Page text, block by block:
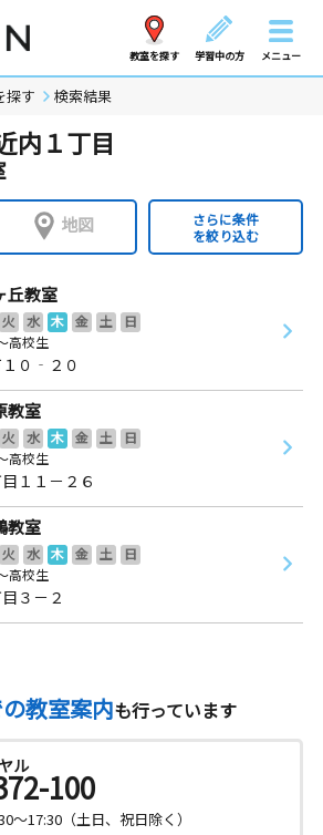
教室を探す 学習中の方 メニュー
探す 検索結果
内１丁目
地図
さらに条件
を絞り込む
丘教室
火 水 木 金 土
日
高校生
０‐２０
教室
火 水 木 金 土
日
高校生
１１－２６
教室
火 水 木 金 土
日
高校生
３－２
教室案内も行っています
ル
100
～17:30（土日、祝日除く）